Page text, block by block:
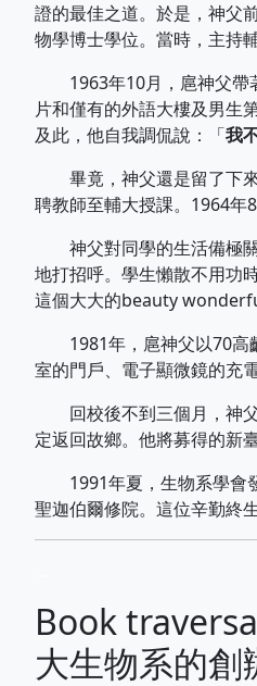
證的最佳之道。於是，神父
物學博士學位。當時，主持
1963年10月，扈神父帶著
片和僅有的外語大樓及男生
及此，他自我調侃說：「我
畢竟，神父還是留了下來
聘教師至輔大授課。1964年
神父對同學的生活備極關
地打招呼。學生懶散不用功
這個大大的beauty
1981年，扈神父以70高齡
室的門戶、電子顯微鏡的充電
回校後不到三個月，神父
定返回故鄉。他將募得的新
1991年夏，生物系學會發
聖迦伯爾修院。這位辛勤終
Book
大生物系的創